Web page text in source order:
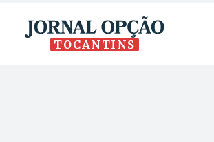
TOCANTINS